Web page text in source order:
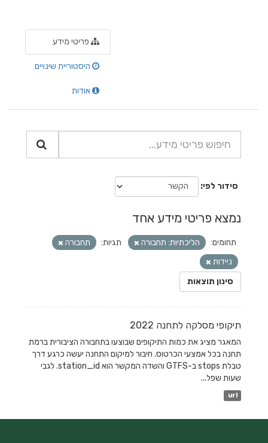
פריטי מידע
היסטוריית שינויים
אודות
סידור לפי
נמצא פריטי מידע אחד
תחומים: הליכתיות: תחבורה תגיות:
תחבורה
ניידות
סינון תוצאות
תיקופי מסלקה לתחנה 2022
המאגר מציג את כמות התיקופים שבוצעו בתחבורה הציבורית ברמת
תחנה בכל אמצעי הכרטוס. חיבור למיקום התחנה יעשה כרגע דרך
טבלת stops ב-GTFS והשדה המקשר הוא station_id. לגבי
שעות שפל...
url